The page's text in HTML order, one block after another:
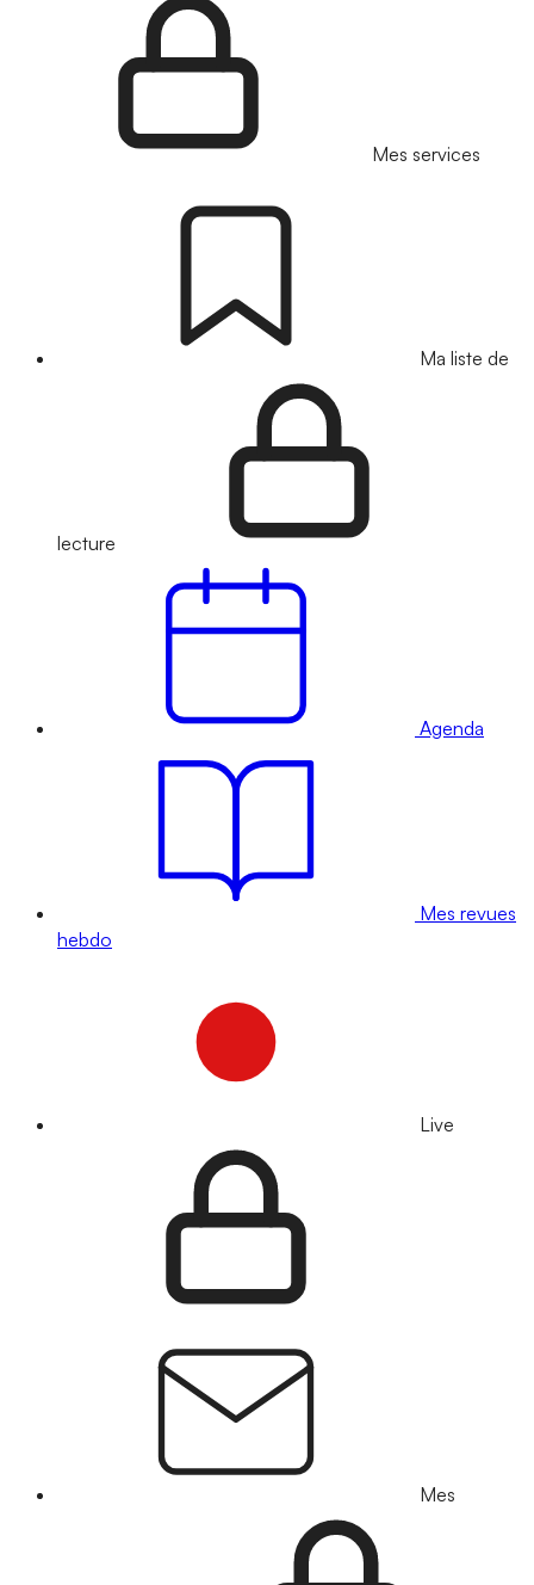
Mes services
Ma liste de
lecture
Agenda
Mes revues
hebdo
Live
Mes